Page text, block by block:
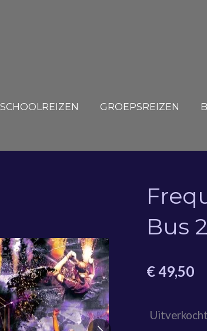
SCHOOLREIZEN GROEPSREIZEN
Bus
€ 49,50
Uitverkocht